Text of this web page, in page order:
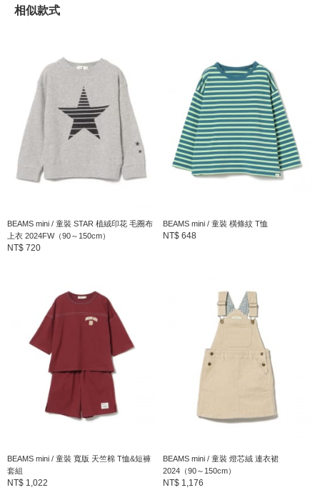
同，如實際商品有色差之情況敬請見諒。
BEAMS mini
以“將BEAMS的安心感和信賴感發展到童裝”的心情展開的＜
BEAMS mini＞。強調不一昧配合大人的風格，讓孩子樂於自己選
擇喜好的理念。主要以3~7歲可愛調皮的風格和8~12歲些許早熟
的”Boy”&”Girls”的風格所提案的支線品牌。
» 聯絡我們
分類 其他裙子
： 110、120、130
素材 ：
【洋裝】表布：聚酯纖維65% 縲縈35% 裡布：聚
分 本體：聚酯纖維100% 別布：聚酯纖維65% 綿
相似款式
BEAMS mini / 童裝 STAR 植絨印花 毛圈布
上衣 2024FW（90～150cm）
NT$ 720
BEAMS mini / 童裝 橫條紋 T恤
NT$ 648
BEAMS mini / 童裝 寬版 天竺棉 T恤&短褲
套組
NT$ 1,022
BEAMS mini / 童裝 燈芯絨 連衣裙
2024（90～150cm）
NT$ 1,176